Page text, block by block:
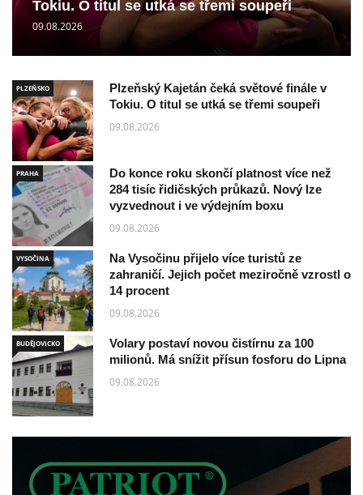
Tokiu. O titul se utká se třemi soupeři
09.08.2026
PLZEŇSKO
Plzeňský Kajetán čeká světové finále v
Tokiu. O titul se utká se třemi soupeři
09.08.2026
PRAHA
Do konce roku skončí platnost více než
284 tisíc řidičských průkazů. Nový lze
vyzvednout i ve výdejním boxu
09.08.2026
VYSOČINA
Na Vysočinu přijelo více turistů ze
zahraničí. Jejich počet meziročně vzrostl o
14 procent
09.08.2026
BUDĚJOVICKO
Volary postaví novou čistírnu za 100
milionů. Má snížit přísun fosforu do Lipna
09.08.2026